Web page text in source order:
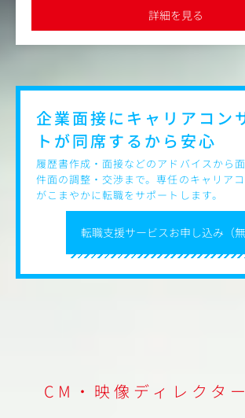
たナレーションや字幕の挿入まで、トータ
配信スケジュールの管理や、効果測定デー
映像コンテンツだけでなく、展示会用のバ
S投稿用の画像編集などビジュアルデザイ
ります。
【具体的には】
・動画コンテンツの企画・構成・撮影・編
・動画マーケティング戦略の立案・実行
詳細を見る
転職支援サービスお申し込み（無
企業面接にキャリアコン
トが同席するから安心
履歴書作成・面接などのアドバイスから
件面の調整・交渉まで。専任のキャリア
がこまやかに転職をサポートします。
CM・映像ディレクタ